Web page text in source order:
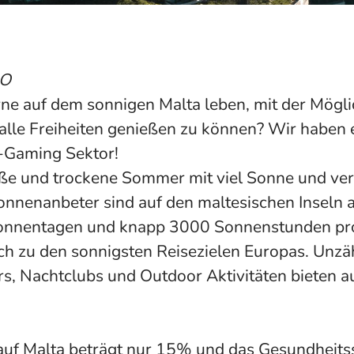
auf dem sonnigen Malta leben, mit der
Freiheiten genießen zu können? Wir haben
Sektor!
und trockene Sommer mit viel Sonne und
sind auf den maltesischen Inseln
und knapp 3000 Sonnenstunden
zu den sonnigsten Reisezielen Europas.
Nachtclubs und Outdoor Aktivitäten bieten
Malta beträgt nur 15% und das